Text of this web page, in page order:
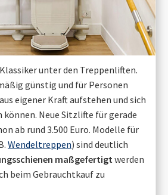
unter den Treppenliften.
günstig und für Personen
eigener Kraft aufstehen und sich
können. Neue Sitzlifte für gerade
ab rund 3.500 Euro. Modelle für
Wendeltreppen) sind deutlich
maßgefertigt werden
beim Gebrauchtkauf zu